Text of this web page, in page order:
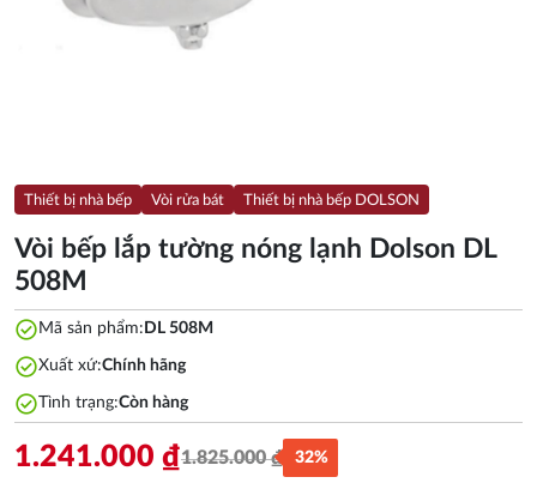
Thiết bị nhà bếp Vòi rửa bát Thiết bị nhà bếp DOLSON
Vòi bếp lắp tường nóng lạnh Dolson DL
508M
check_circle Mã sản phẩm: DL 508M
check_circleXuất xứ:Chính hãng
check_circleTình trạng:Còn hàng
1.825.000₫
Giá
1.241.000 ₫
Giá
32%